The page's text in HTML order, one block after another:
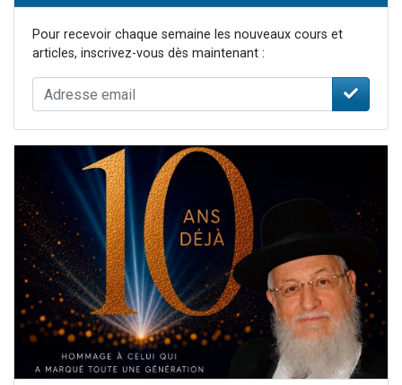
Pour recevoir chaque semaine les nouveaux cours et
articles, inscrivez-vous dès maintenant :